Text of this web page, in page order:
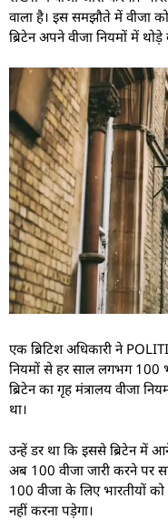
वाला है। इस समझौते में वीजा
ब्रिटेन अपने वीजा नियमों में
एक ब्रिटिश अधिकारी ने
नियमों से हर साल लगभग 100
ब्रिटेन का गृह मंत्रालय वीजा
था।
उन्हें डर था कि इससे ब्रिटेन में
अब 100 वीजा जारी करने पर
100 वीजा के लिए भारतीयों
नहीं करना पड़ेगा।